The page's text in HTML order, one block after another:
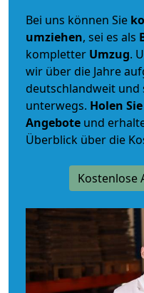
Bei uns können Sie
umziehen, sei es als
kompletter Umzug.
wir über die Jahre
deutschlandweit
unterwegs. Holen
Angebote und
Überblick über die
Kostenlose